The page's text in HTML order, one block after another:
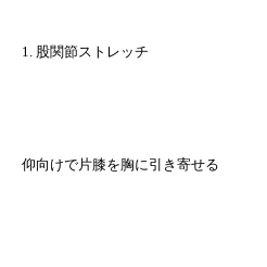
1. 股関節ストレッチ
仰向けで片膝を胸に引き寄せる